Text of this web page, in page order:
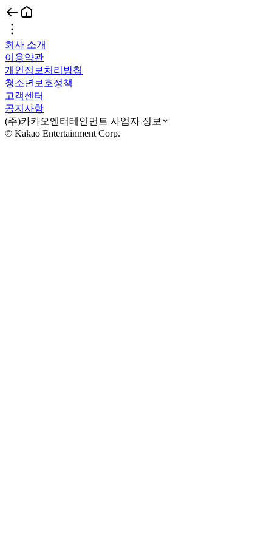
회사 소개
이용약관
개인정보처리방침
청소년보호정책
고객센터
공지사항
(주)카카오엔터테인먼트 사업자 정보
© Kakao Entertainment Corp.